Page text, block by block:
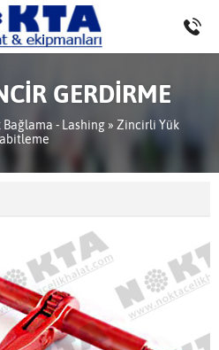
GERDİRME
Bağlama - Lashing » Zincirli Yük